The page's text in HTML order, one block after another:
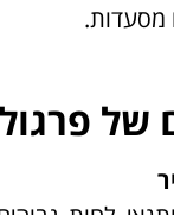
מסעדות.
של